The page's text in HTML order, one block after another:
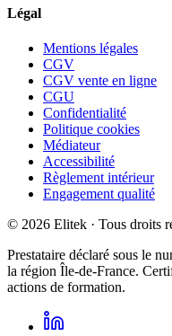
Légal
Mentions légales
CGV
CGV vente en ligne
CGU
Confidentialité
Politique cookies
Médiateur
Accessibilité
Règlement intérieur
Engagement qualité
© 2026 Elitek · Tous droits
Prestataire déclaré sous le
la région Île-de-France.
actions de formation.